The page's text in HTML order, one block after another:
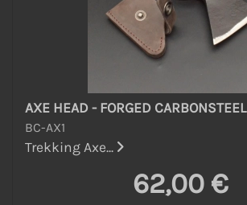
AXE HEAD - FORGED CARBONSTEEL
BC-AX1
Trekking Axe...
62,00 €